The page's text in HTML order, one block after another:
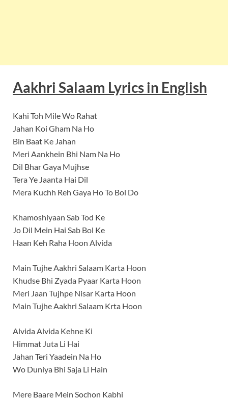
Aakhri Salaam Lyrics in English
Kahi Toh Mile Wo Rahat
Jahan Koi Gham Na Ho
Bin Baat Ke Jahan
Meri Aankhein Bhi Nam Na Ho
Dil Bhar Gaya Mujhse
Tera Ye Jaanta Hai Dil
Mera Kuchh Reh Gaya Ho To Bol Do
Khamoshiyaan Sab Tod Ke
Jo Dil Mein Hai Sab Bol Ke
Haan Keh Raha Hoon Alvida
Main Tujhe Aakhri Salaam Karta Hoon
Khudse Bhi Zyada Pyaar Karta Hoon
Meri Jaan Tujhpe Nisar Karta Hoon
Main Tujhe Aakhri Salaam Krta Hoon
Alvida Alvida Kehne Ki
Himmat Juta Li Hai
Jahan Teri Yaadein Na Ho
Wo Duniya Bhi Saja Li Hain
Mere Baare Mein Sochon Kabhi